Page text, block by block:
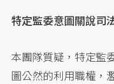
特定監委意圖關說司
本團隊質疑，特定監
圖公然的利用職權，